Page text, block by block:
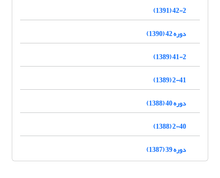
42-2 (1391)
دوره 42 (1390)
41-2 (1389)
2-41 (1389)
دوره 40 (1388)
2-40 (1388)
دوره 39 (1387)